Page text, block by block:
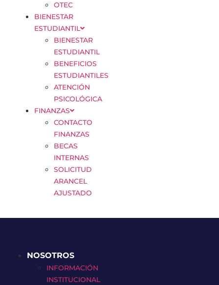
OTEC
BIENESTAR
ESTUDIANTIL
BIENESTAR
ESTUDIANTIL
BENEFICIOS
ESTUDIANTILES
ATENCIÓN
PSICOLÓGICA
FINANZAS
CONTACTO
FINANZAS
BECAS
INTERNAS
SOLICITUD
ARANCEL
AJUSTADO
NOSOTROS
INFORMACIÓN
INSTITUCIONAL